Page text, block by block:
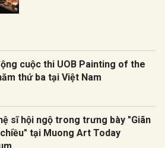
cuộc thi UOB Painting of the
thứ ba tại Việt Nam
sĩ hội ngộ trong trưng bày "Giãn
tại Muong Art Today